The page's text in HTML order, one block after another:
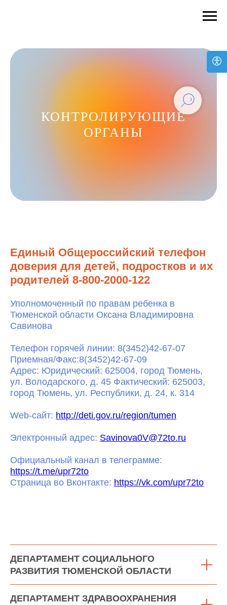
КОНТРОЛИРУЮЩИЕ
ОРГАНЫ
Единый Общероссийский телефон
доверия для детей, подростков и их
родителей 8-800-2000-122
Уполномоченный по правам ребенка в
Тюменской области Оксана Владимировна
Савинова
Телефон горячей линии: 8(3452)42-67-07
Приемная/Факс:8(3452)42-67-09
Адрес: Юридический: 625004, город Тюмень,
ул. Володарского, д. 45 Фактический: 625003,
город Тюмень, ул. Республики, д. 24, к. 314
Wеb-сайт: http://deti.gov.ru/region/tumen
Электронный адрес: Savinova0V@72to.ru
Официальный канал в телеграмме:
https://t.me/upr72to
Страница во Вконтакте: https://vk.com/upr72to
ДЕПАРТАМЕНТ СОЦИАЛЬНОГО
РАЗВИТИЯ ТЮМЕНСКОЙ ОБЛАСТИ
ДЕПАРТАМЕНТ ЗДРАВООХРАНЕНИЯ